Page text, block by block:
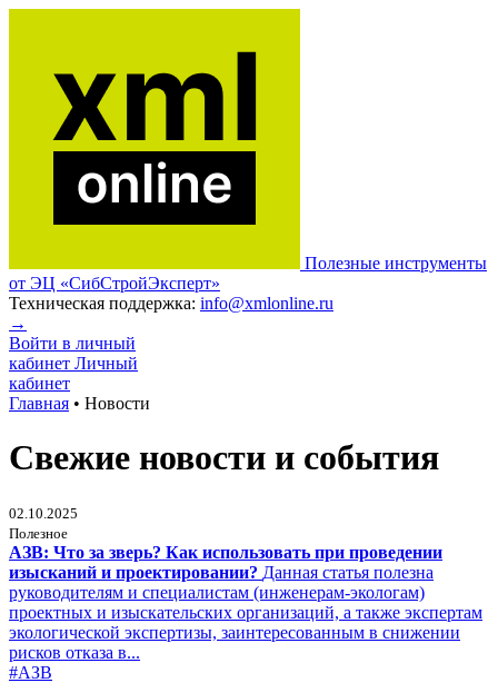
Полезные инструменты
от ЭЦ «СибСтройЭксперт»
Техническая поддержка: info@xmlonline.ru
→
Войти в личный
кабинет Личный
кабинет
Главная • Новости
Свежие новости и события
02.10.2025
Полезное
АЗВ: Что за зверь? Как использовать при проведении
изысканий и проектировании? Данная статья полезна
руководителям и специалистам (инженерам-экологам)
проектных и изыскательских организаций, а также экспертам
экологической экспертизы, заинтересованным в снижении
рисков отказа в...
#АЗВ